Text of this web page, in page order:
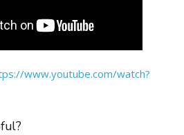
www.youtube.com/watch?